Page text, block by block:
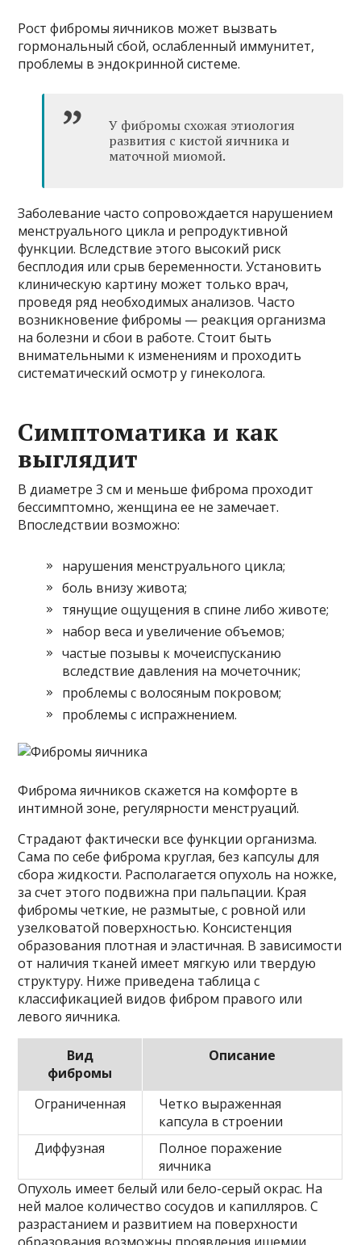
Рост фибромы яичников может вызвать
гормональный сбой, ослабленный иммунитет,
проблемы в эндокринной системе.
У фибромы схожая этиология
развития с кистой яичника и
маточной миомой.
Заболевание часто сопровождается нарушением
менструального цикла и репродуктивной
функции. Вследствие этого высокий риск
бесплодия или срыв беременности. Установить
клиническую картину может только врач,
проведя ряд необходимых анализов. Часто
возникновение фибромы — реакция организма
на болезни и сбои в работе. Стоит быть
внимательными к изменениям и проходить
систематический осмотр у гинеколога.
Симптоматика и как
выглядит
В диаметре 3 см и меньше фиброма проходит
бессимптомно, женщина ее не замечает.
Впоследствии возможно:
нарушения менструального цикла;
боль внизу живота;
тянущие ощущения в спине либо животе;
набор веса и увеличение объемов;
частые позывы к мочеиспусканию
вследствие давления на мочеточник;
проблемы с волосяным покровом;
проблемы с испражнением.
Фиброма яичников скажется на комфорте в
интимной зоне, регулярности менструаций.
Страдают фактически все функции организма.
Сама по себе фиброма круглая, без капсулы для
сбора жидкости. Располагается опухоль на ножке,
за счет этого подвижна при пальпации. Края
фибромы четкие, не размытые, с ровной или
узелковатой поверхностью. Консистенция
образования плотная и эластичная. В зависимости
от наличия тканей имеет мягкую или твердую
структуру. Ниже приведена таблица с
классификацией видов фибром правого или
левого яичника.
Вид
фибромы
Описание
Ограниченная
Четко выраженная
капсула в строении
Диффузная
Полное поражение
яичника
Опухоль имеет белый или бело-серый окрас. На
ней малое количество сосудов и капилляров. С
разрастанием и развитием на поверхности